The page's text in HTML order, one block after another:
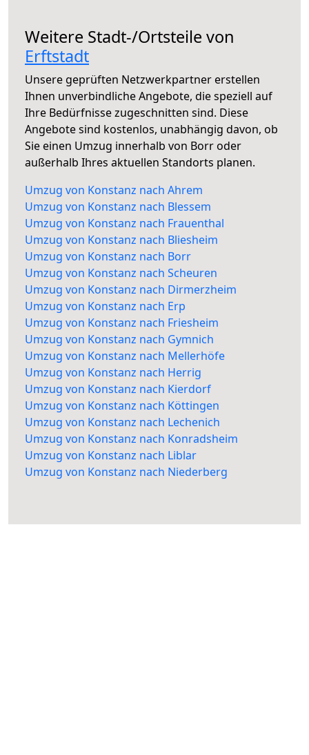
Weitere Stadt-/Ortsteile von
Erftstadt
Unsere geprüften Netzwerkpartner erstellen
Ihnen unverbindliche Angebote, die speziell auf
Ihre Bedürfnisse zugeschnitten sind. Diese
Angebote sind kostenlos, unabhängig davon, ob
Sie einen Umzug innerhalb von Borr oder
außerhalb Ihres aktuellen Standorts planen.
Umzug von Konstanz nach Ahrem
Umzug von Konstanz nach Blessem
Umzug von Konstanz nach Frauenthal
Umzug von Konstanz nach Bliesheim
Umzug von Konstanz nach Borr
Umzug von Konstanz nach Scheuren
Umzug von Konstanz nach Dirmerzheim
Umzug von Konstanz nach Erp
Umzug von Konstanz nach Friesheim
Umzug von Konstanz nach Gymnich
Umzug von Konstanz nach Mellerhöfe
Umzug von Konstanz nach Herrig
Umzug von Konstanz nach Kierdorf
Umzug von Konstanz nach Köttingen
Umzug von Konstanz nach Lechenich
Umzug von Konstanz nach Konradsheim
Umzug von Konstanz nach Liblar
Umzug von Konstanz nach Niederberg